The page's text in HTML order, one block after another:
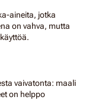
aineita, jotka
on vahva, mutta
vaivatonta: maali
on helppo